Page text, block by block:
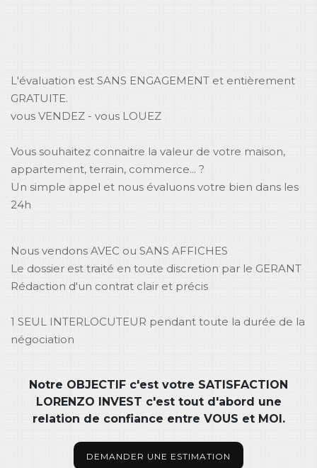
L'évaluation est SANS ENGAGEMENT et entièrement
GRATUITE.
vous VENDEZ - vous LOUEZ
Vous souhaitez connaitre la valeur de votre maison,
appartement, terrain, commerce... ?
Un simple appel et nous évaluons votre bien dans les
24h
Nous vendons AVEC ou SANS AFFICHES
Le dossier est traité en toute discretion par le GERANT
Rédaction d'un contrat clair et précis
1 SEUL INTERLOCUTEUR pendant toute la durée de la
négociation
Notre OBJECTIF c'est votre SATISFACTION
LORENZO INVEST c'est tout d'abord une
relation de confiance entre VOUS et MOI.
DEMANDER UNE ESTIMATION